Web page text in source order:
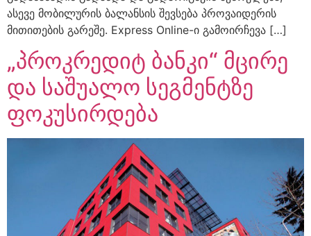
ასევე მობილურის ბალანსის შევსება პროვაიდერის
მითითების გარეშე. Express Online-ი გამოირჩევა […]
„პროკრედიტ ბანკი“ მცირე
და საშუალო სეგმენტზე
ფოკუსირდება